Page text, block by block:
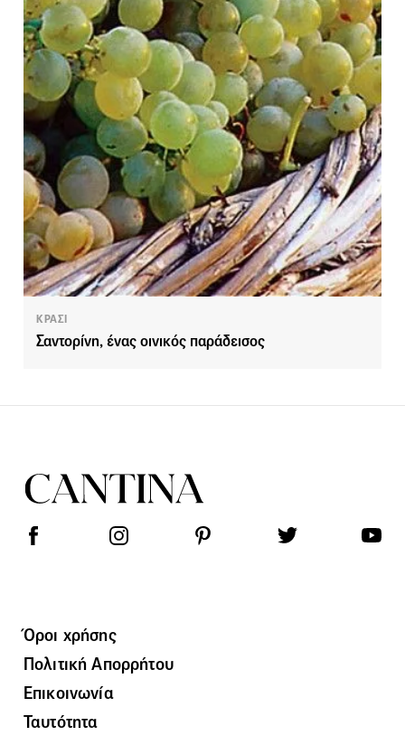
ΚΡΑΣΙ
Σαντορίνη, ένας οινικός παράδεισος
Όροι χρήσης
Πολιτική Απορρήτου
Επικοινωνία
Ταυτότητα